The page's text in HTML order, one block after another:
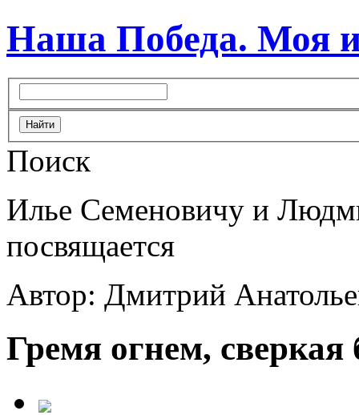
Наша Победа. Моя
Поиск
Илье Семеновичу и
посвящается
Автор: Дмитрий
Гремя огнем, сверкая